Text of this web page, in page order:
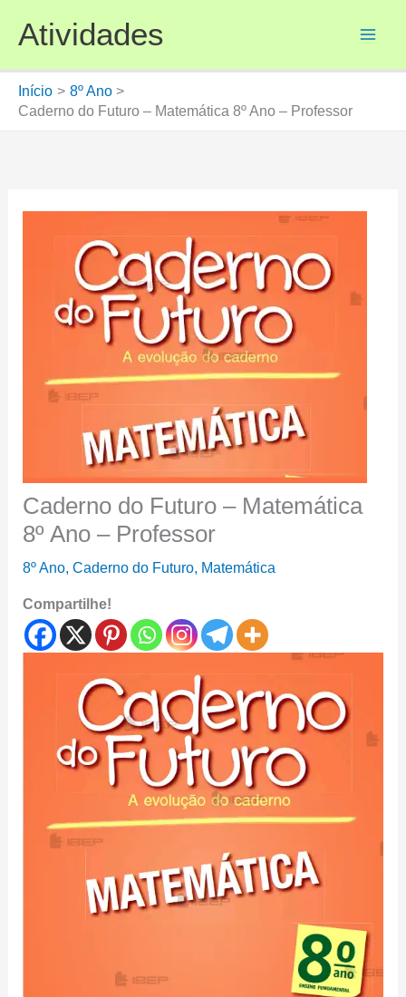
para
conteúdo
Atividades
Início
8º Ano
Caderno do Futuro – Matemática 8º Ano – Professor
Caderno do Futuro – Matemática
8º Ano – Professor
8º Ano, Caderno do Futuro, Matemática
Compartilhe!